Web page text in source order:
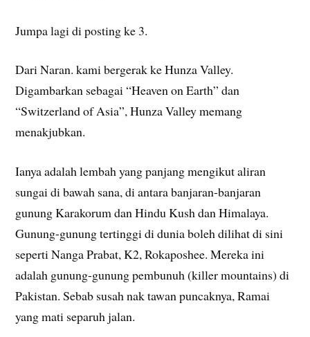
Jumpa lagi di posting ke 3.
Dari Naran. kami bergerak ke Hunza Valley.
Digambarkan sebagai “Heaven on Earth” dan
“Switzerland of Asia”, Hunza Valley memang
menakjubkan.
Ianya adalah lembah yang panjang mengikut aliran
sungai di bawah sana, di antara banjaran-banjaran
gunung Karakorum dan Hindu Kush dan Himalaya.
Gunung-gunung tertinggi di dunia boleh dilihat di sini
seperti Nanga Prabat, K2, Rokaposhee. Mereka ini
adalah gunung-gunung pembunuh (killer mountains) di
Pakistan. Sebab susah nak tawan puncaknya, Ramai
yang mati separuh jalan.